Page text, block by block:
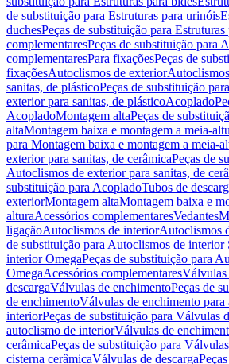
de substituição para Estruturas para urinóis
duchesPeças de substituição para Estruturas
complementaresPeças de substituição para
complementaresPara fixaçõesPeças de
fixaçõesAutoclismos de exterior
sanitas, de plásticoPeças de substituição
exterior para sanitas, de plásticoAcoplado
AcopladoMontagem altaPeças de
altaMontagem baixa e montagem a meia-
para Montagem baixa e montagem a meia-
exterior para sanitas, de cerâmicaPeças de
Autoclismos de exterior para sanitas, de
substituição para AcopladoTubos de
exteriorMontagem altaMontagem baixa e
alturaAcessórios complementaresVedantes
ligaçãoAutoclismos de interiorAutoclismos
de substituição para Autoclismos de interior
interior OmegaPeças de substituição para
OmegaAcessórios complementaresVálvulas
descargaVálvulas de enchimentoPeças de
de enchimentoVálvulas de enchimento para
interiorPeças de substituição para Válvulas
autoclismo de interiorVálvulas de
cerâmicaPeças de substituição para
cisterna cerâmicaVálvulas de descarga